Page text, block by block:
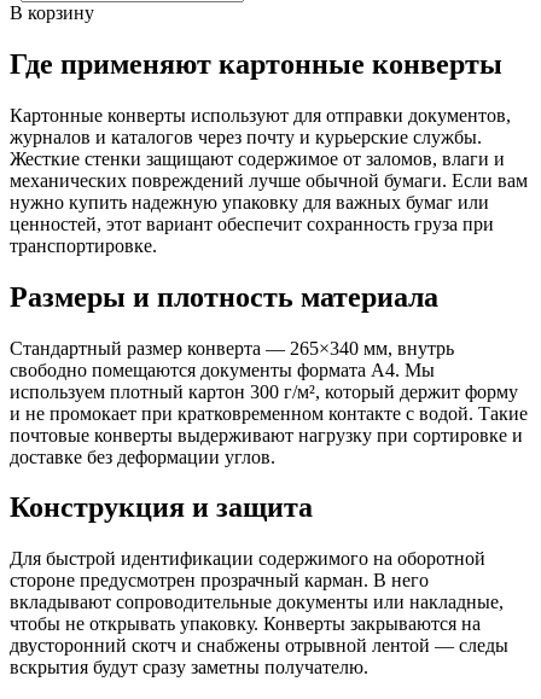
В корзину
Где применяют картонные конверты
Картонные конверты используют для отправки документов,
журналов и каталогов через почту и курьерские службы.
Жесткие стенки защищают содержимое от заломов, влаги и
механических повреждений лучше обычной бумаги. Если вам
нужно купить надежную упаковку для важных бумаг или
ценностей, этот вариант обеспечит сохранность груза при
транспортировке.
Размеры и плотность материала
Стандартный размер конверта — 265×340 мм, внутрь
свободно помещаются документы формата А4. Мы
используем плотный картон 300 г/м², который держит форму
и не промокает при кратковременном контакте с водой. Такие
почтовые конверты выдерживают нагрузку при сортировке и
доставке без деформации углов.
Конструкция и защита
Для быстрой идентификации содержимого на оборотной
стороне предусмотрен прозрачный карман. В него
вкладывают сопроводительные документы или накладные,
чтобы не открывать упаковку. Конверты закрываются на
двусторонний скотч и снабжены отрывной лентой — следы
вскрытия будут сразу заметны получателю.